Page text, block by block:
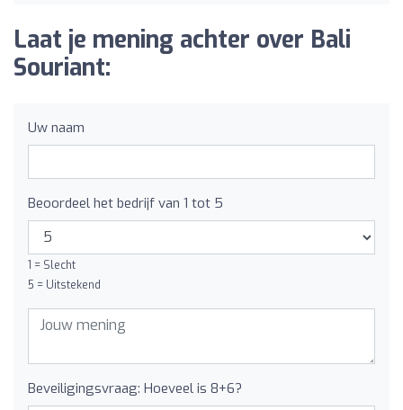
Laat je mening achter over Bali
Souriant:
Uw naam
Beoordeel het bedrijf van 1 tot 5
1 = Slecht
5 = Uitstekend
Beveiligingsvraag: Hoeveel is 8+6?